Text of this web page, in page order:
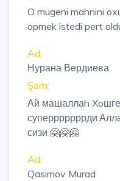
O mugeni mahnini
opmek istedi pert
Ad:
Нурана Вердиева
Şərh:
Ай машаллаh
сизи 🤗🤗🤗
Ad:
Qasimov Murad